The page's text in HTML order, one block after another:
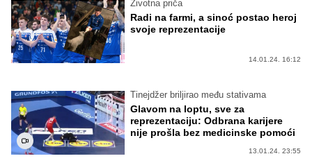
Životna priča
Radi na farmi, a sinoć postao heroj
svoje reprezentacije
14.01.24. 16:12
Tinejdžer briljirao među stativama
Glavom na loptu, sve za
reprezentaciju: Odbrana karijere
nije prošla bez medicinske pomoći
13.01.24. 23:55